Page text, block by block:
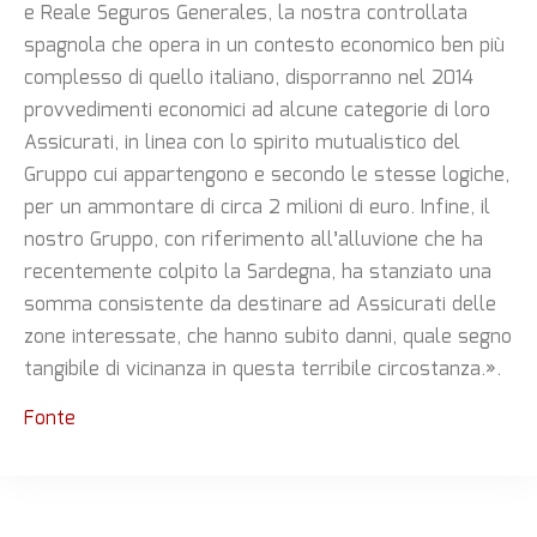
e Reale Seguros Generales, la nostra controllata
spagnola che opera in un contesto economico ben più
complesso di quello italiano, disporranno nel 2014
provvedimenti economici ad alcune categorie di loro
Assicurati, in linea con lo spirito mutualistico del
Gruppo cui appartengono e secondo le stesse logiche,
per un ammontare di circa 2 milioni di euro. Infine, il
nostro Gruppo, con riferimento all’alluvione che ha
recentemente colpito la Sardegna, ha stanziato una
somma consistente da destinare ad Assicurati delle
zone interessate, che hanno subito danni, quale segno
tangibile di vicinanza in questa terribile circostanza.».
Fonte